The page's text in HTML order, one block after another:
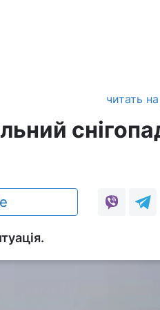
читать